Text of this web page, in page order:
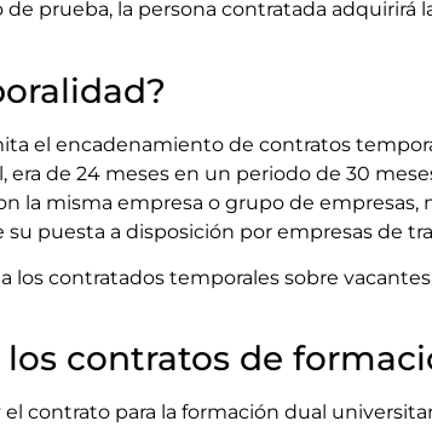
prueba, la persona contratada adquirirá
el encadenamiento de contratos
de 24 meses en un periodo de 30
la misma empresa o grupo de empresas,
puesta a disposición por empresas de
contratados temporales sobre
contratos de
contrato para la formación dual